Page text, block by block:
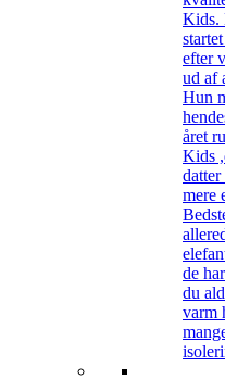
Kids.
efter
ud af
Hun
året
Kids
mere
de
du
varm